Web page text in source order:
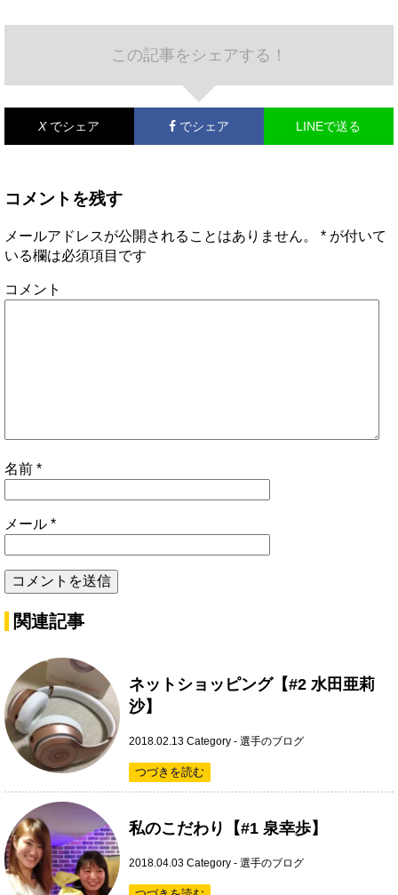
この記事をシェアする！
X でシェア でシェア LINEで送る
コメントを残す
メールアドレスが公開されることはありません。 * が付いて
いる欄は必須項目です
コメント
名前 *
メール *
関連記事
ネットショッピング【#2 水田亜莉
沙】
2018.02.13 Category - 選手のブログ
つづきを読む
私のこだわり【#1 泉幸歩】
2018.04.03 Category - 選手のブログ